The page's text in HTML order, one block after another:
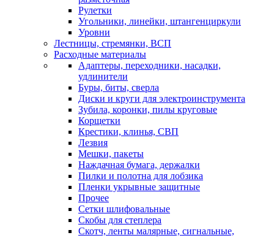
Рулетки
Угольники, линейки, штангенциркули
Уровни
Лестницы, стремянки, ВСП
Расходные материалы
Адаптеры, переходники, насадки,
удлинители
Буры, биты, сверла
Диски и круги для электроинструмента
Зубила, коронки, пилы круговые
Корщетки
Крестики, клинья, СВП
Лезвия
Мешки, пакеты
Наждачная бумага, держалки
Пилки и полотна для лобзика
Пленки укрывные защитные
Прочее
Сетки шлифовальные
Скобы для степлера
Скотч, ленты малярные, сигнальные,